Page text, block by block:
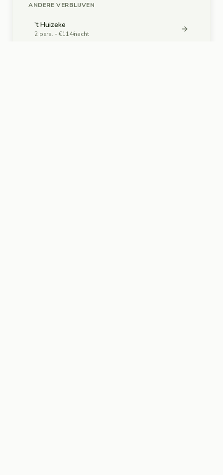
ANDERE VERBLIJVEN
't Huizeke
2 pers. - €114/nacht